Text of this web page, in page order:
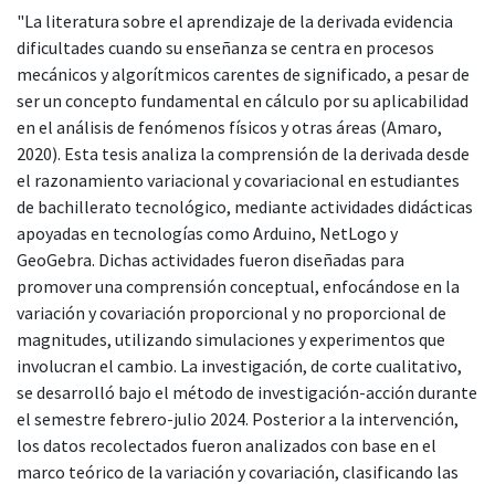
"La literatura sobre el aprendizaje de la derivada evidencia
dificultades cuando su enseñanza se centra en procesos
mecánicos y algorítmicos carentes de significado, a pesar de
ser un concepto fundamental en cálculo por su aplicabilidad
en el análisis de fenómenos físicos y otras áreas (Amaro,
2020). Esta tesis analiza la comprensión de la derivada desde
el razonamiento variacional y covariacional en estudiantes
de bachillerato tecnológico, mediante actividades didácticas
apoyadas en tecnologías como Arduino, NetLogo y
GeoGebra. Dichas actividades fueron diseñadas para
promover una comprensión conceptual, enfocándose en la
variación y covariación proporcional y no proporcional de
magnitudes, utilizando simulaciones y experimentos que
involucran el cambio. La investigación, de corte cualitativo,
se desarrolló bajo el método de investigación-acción durante
el semestre febrero-julio 2024. Posterior a la intervención,
los datos recolectados fueron analizados con base en el
marco teórico de la variación y covariación, clasificando las